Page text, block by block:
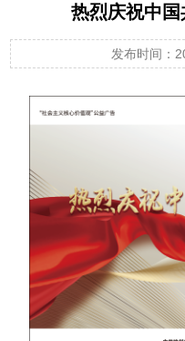
热烈庆祝中
发布时间：